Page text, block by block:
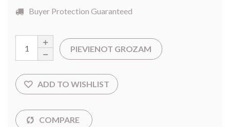
Buyer Protection Guaranteed
PIEVIENOT GROZAM